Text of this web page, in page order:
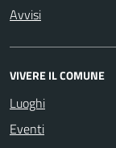
Avvisi
VIVERE IL COMUNE
Luoghi
Eventi